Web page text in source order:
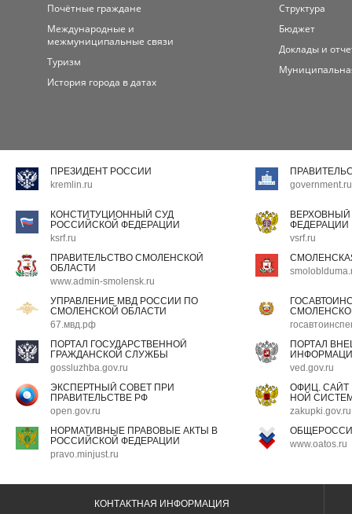
Почётные граждане
Международные и
межмуниципальные связи
Туризм
История города в датах
Структура
Бюджет
Доклады и
ПРЕЗИДЕНТ РОССИИ
kremlin.ru
government.ru
КОНСТИТУЦИОННЫЙ СУД
РОССИЙСКОЙ ФЕДЕРАЦИИ
ksrf.ru
ФЕДЕРАЦИИ
vsrf.ru
ПРАВИТЕЛЬСТВО СМОЛЕНСКОЙ
ОБЛАСТИ
www.admin-smolensk.ru
УПРАВЛЕНИЕ МВД РОССИИ ПО
СМОЛЕНСКОЙ ОБЛАСТИ
67.мвд.рф
ПОРТАЛ ГОСУДАРСТВЕННОЙ
ГРАЖДАНСКОЙ СЛУЖБЫ
gossluzhba.gov.ru
ПОРТАЛ
ved.gov.ru
ЭКСПЕРТНЫЙ СОВЕТ ПРИ
ПРАВИТЕЛЬСТВЕ РФ
open.gov.ru
ОФИЦ.
НОЙ
zakupki.gov.ru
НОРМАТИВНЫЕ ПРАВОВЫЕ АКТЫ В
РОССИЙСКОЙ ФЕДЕРАЦИИ
pravo.minjust.ru
www.oatos.ru
КОНТАКТНАЯ ИНФОРМАЦИЯ